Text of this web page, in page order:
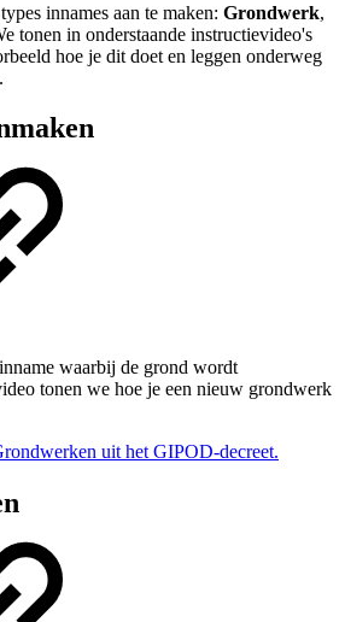
innames aan te maken: Grondwerk,
tonen in onderstaande instructievideo's
hoe je dit doet en leggen onderweg
waarbij de grond wordt
tonen we hoe je een nieuw grondwerk
uit het GIPOD-decreet.